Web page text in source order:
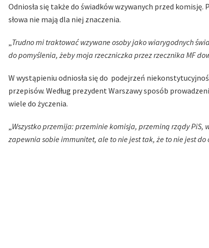
Odniosła się także do świadków wzywanych przed
słowa nie mają dla niej znaczenia.
Trudno mi traktować wzywane osoby jako wiarygodnych
do pomyślenia, żeby moja rzeczniczka przez rzecznika MF
W wystąpieniu odniosła się do podejrzeń
przepisów. Według prezydent Warszawy sposób
wiele do życzenia.
Wszystko przemija: przeminie komisja, przeminą rządy
zapewnia sobie immunitet, ale to nie jest tak, że to nie jest do